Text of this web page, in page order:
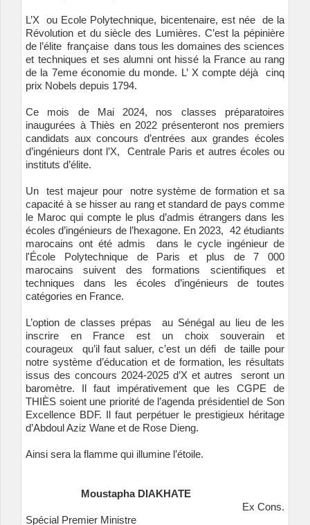
L’X ou Ecole Polytechnique, bicentenaire, est née de la
Révolution et du siècle des Lumières. C’est la pépinière
de l’élite française dans tous les domaines des sciences
et techniques et ses alumni ont hissé la France au rang
de la 7eme économie du monde. L’ X compte déjà cinq
prix Nobels depuis 1794.
Ce mois de Mai 2024, nos classes préparatoires
inaugurées à Thiès en 2022 présenteront nos premiers
candidats aux concours d’entrées aux grandes écoles
d’ingénieurs dont l’X, Centrale Paris et autres écoles ou
instituts d’élite.
Un test majeur pour notre système de formation et sa
capacité à se hisser au rang et standard de pays comme
le Maroc qui compte le plus d’admis étrangers dans les
écoles d’ingénieurs de l’hexagone. En 2023, 42 étudiants
marocains ont été admis dans le cycle ingénieur de
l'École Polytechnique de Paris et plus de 7 000
marocains suivent des formations scientifiques et
techniques dans les écoles d’ingénieurs de toutes
catégories en France.
L’option de classes prépas au Sénégal au lieu de les
inscrire en France est un choix souverain et
courageux qu’il faut saluer, c’est un défi de taille pour
notre système d’éducation et de formation, les résultats
issus des concours 2024-2025 d’X et autres seront un
baromètre. Il faut impérativement que les CGPE de
THIÈS soient une priorité de l’agenda présidentiel de Son
Excellence BDF. Il faut perpétuer le prestigieux héritage
d’Abdoul Aziz Wane et de Rose Dieng.
Ainsi sera la flamme qui illumine l’étoile.
Moustapha DIAKHATE
Ex Cons.
Spécial Premier Ministre